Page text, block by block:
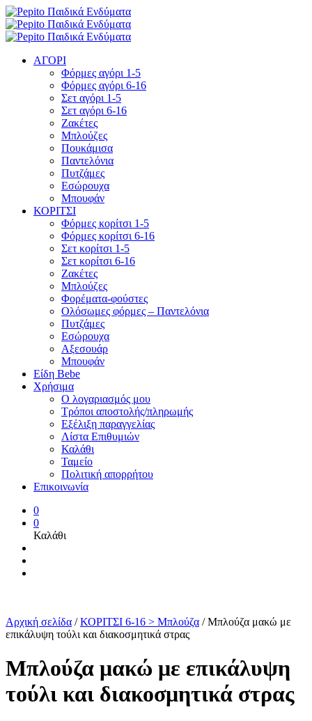
ΑΓΟΡΙ
Φόρμες αγόρι 1-5
Φόρμες αγόρι 6-16
Σετ αγόρι 1-5
Σετ αγόρι 6-16
Ζακέτες
Μπλούζες
Πουκάμισα
Παντελόνια
Πυτζάμες
Εσώρουχα
Μπουφάν
ΚΟΡΙΤΣΙ
Φόρμες κορίτσι 1-5
Φόρμες κορίτσι 6-16
Σετ κορίτσι 1-5
Σετ κορίτσι 6-16
Ζακέτες
Μπλούζες
Φορέματα-φούστες
Ολόσωμες φόρμες – Παντελόνια
Πυτζάμες
Εσώρουχα
Αξεσουάρ
Μπουφάν
Είδη Bebe
Χρήσιμα
Ο λογαριασμός μου
Τρόποι αποστολής/πληρωμής
Εξέλιξη παραγγελίας
Λίστα Επιθυμιών
Καλάθι
Ταμείο
Πολιτική απορρήτου
Επικοινωνία
0
0
Καλάθι
Αρχική σελίδα / ΚΟΡΙΤΣΙ 6-16 > Μπλούζα /Μπλούζα μακώ με
επικάλυψη τούλι και διακοσμητικά στρας
Μπλούζα μακώ με επικάλυψη
τούλι και διακοσμητικά στρας